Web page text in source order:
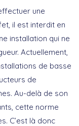
une
il est interdit en
installation qui ne
Actuellement,
de basse
de
Au-delà de son
cette norme
C’est là donc